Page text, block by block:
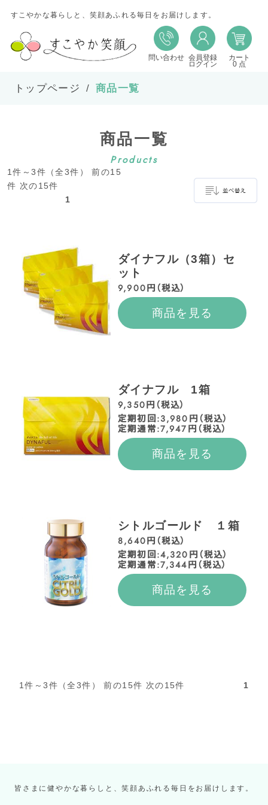
すこやかな暮らしと、笑顔あふれる毎日をお届けします。
問い合わせ 会員登録
ログイン
カート
0 点
トップページ 商品一覧
商品一覧
Products
1件～3件（全3件） 前の15
件 次の15件
1
並び替え
表示件数
ダイナフル（3箱）セ
ット
9,900円（税込）
商品を見る
ダイナフル 1箱
9,350円（税込）
定期初回:3,980円（税込）
定期通常:7,947円（税込）
商品を見る
シトルゴールド １箱
8,640円（税込）
定期初回:4,320円（税込）
定期通常:7,344円（税込）
商品を見る
1件～3件（全3件） 前の15件 次の15件 1
皆さまに健やかな暮らしと、笑顔あふれる毎日をお届けします。